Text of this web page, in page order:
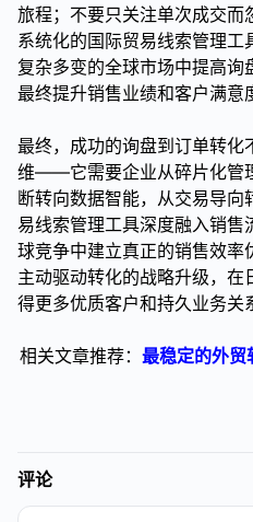
旅程；不要只关注单次成交而
系统化的国际贸易线索管理
复杂多变的全球市场中提高询
最终提升销售业绩和客户满意
最终，成功的询盘到订单转化
维——它需要企业从碎片化管
断转向数据智能，从交易导
易线索管理工具深度融入销
球竞争中建立真正的销售效率
主动驱动转化的战略升级，
得更多优质客户和持久业务关
相关文章推荐： 最稳定的外
评论